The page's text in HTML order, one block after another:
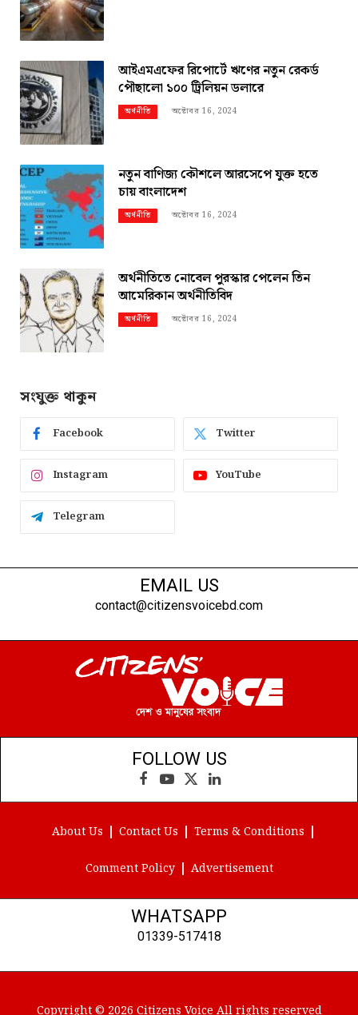
আইএমএফের রিপোর্টে ঋণের নতুন রেকর্ড
পৌছালো ১০০ ট্রিলিয়ন ডলারে
অর্থনীতি অক্টোবর 16, 2024
নতুন বাণিজ্য কৌশলে আরসেপে যুক্ত হতে
চায় বাংলাদেশ
অর্থনীতি অক্টোবর 16, 2024
অর্থনীতিতে নোবেল পুরস্কার পেলেন তিন
আমেরিকান অর্থনীতিবিদ
অর্থনীতি অক্টোবর 16, 2024
সংযুক্ত থাকুন
Facebook Twitter
Instagram YouTube
Telegram
EMAIL US
contact@citizensvoicebd.com
FOLLOW US
Facebook
YouTube
X
(Twitter)
LinkedIn
About Us Contact Us Terms & Conditions
Comment Policy Advertisement
WHATSAPP
01339-517418
Copyright © 2026 Citizens Voice All rights reserved